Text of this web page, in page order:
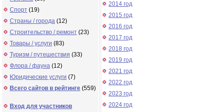
Спорт (19)
Страны / города (12)
Строительство / ремонт (23)
Товары / услуги (83)
Туризм / путешествия (33)
Флора / фауна (12)
Юридические услуги (7)
Всего сайтов в рейтинге (559)
Вход для участников
2014 год
2015 год
2016 год
2017 год
2018 год
2019 год
2021 год
2022 год
2023 год
2024 год